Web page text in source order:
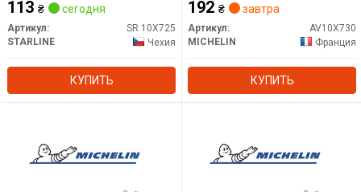
113 ₴ сегодня
Артикул:
SR 10X725
STARLINE
Чехия
КУПИТЬ
192 ₴ завтра
Артикул:
AV10X730
MICHELIN
Франция
КУПИТЬ